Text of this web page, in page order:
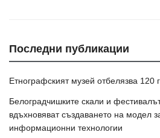
Последни публикации
Етнографският музей отбелязва 120
Белоградчишките скали и
вдъхновяват създаването на модел
информационни технологии